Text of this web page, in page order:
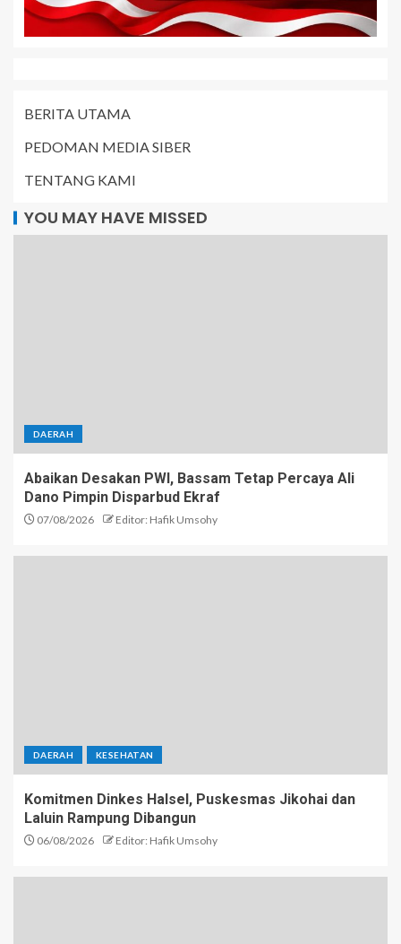
BERITA UTAMA
PEDOMAN MEDIA SIBER
TENTANG KAMI
YOU MAY HAVE MISSED
DAERAH
Abaikan Desakan PWI, Bassam Tetap Percaya Ali
Dano Pimpin Disparbud Ekraf
07/08/2026 Editor: Hafik Umsohy
DAERAH KESEHATAN
Komitmen Dinkes Halsel, Puskesmas Jikohai dan
Laluin Rampung Dibangun
06/08/2026 Editor: Hafik Umsohy